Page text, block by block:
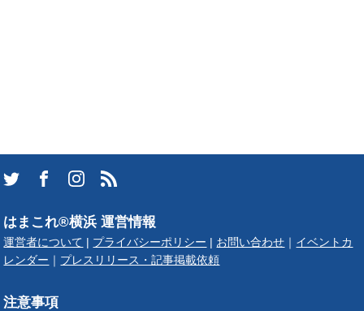
はまこれ®横浜 運営情報
運営者について プライバシーポリシー お問い合わせ
イベントカ
レンダー
プレスリリース・記事掲載依頼
注意事項